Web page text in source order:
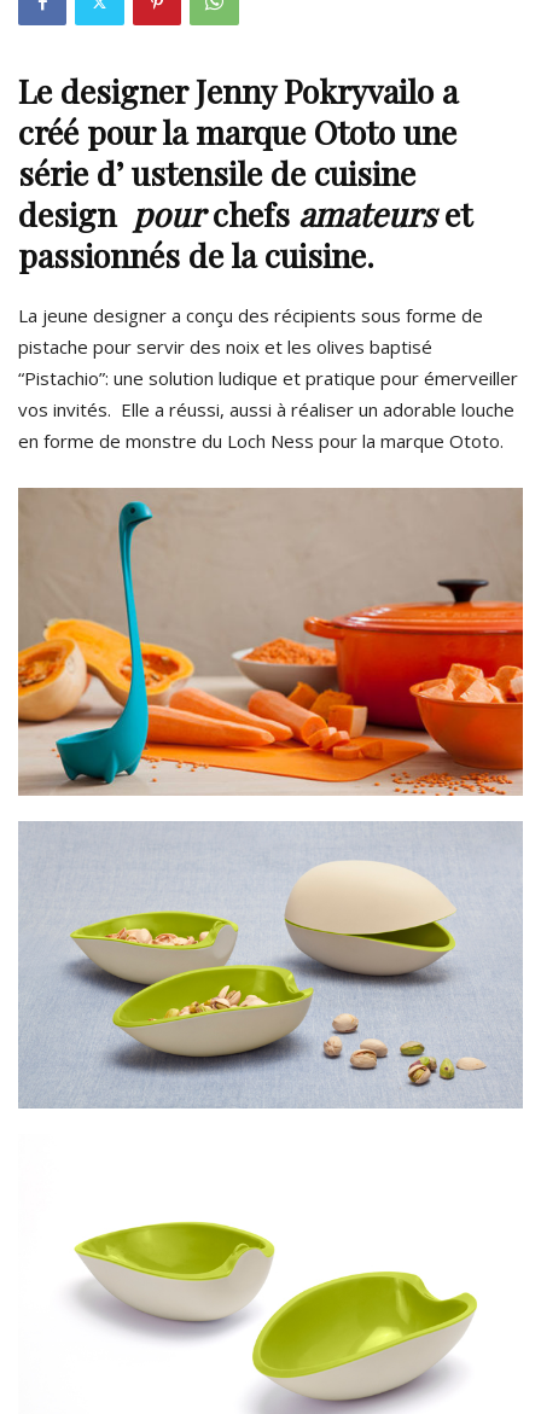
LedesignerJenny Pokryvailoa
créé pour la marqueOtotoune
série d’ustensile de cuisine
design pourchefs amateurset
passionnés de la cuisine.
La jeune designer a conçu des récipients sous forme de
pistache pour servir des noix et les olives baptisé
“Pistachio”: une solution ludique et pratique pour émerveiller
vos invités. Elle a réussi, aussi à réaliser un adorable louche
en forme de monstre du Loch Ness pour la marque Ototo.